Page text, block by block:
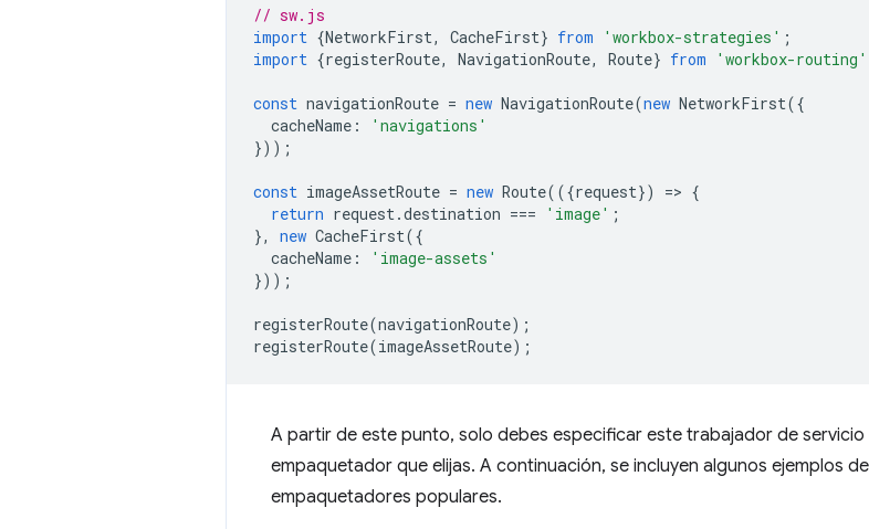
// sw.js
import {NetworkFirst, CacheFirst} from 'workbox-strategies' ;
import {registerRoute, NavigationRoute, Route} from 'workbox-routing'
const navigationRoute = new NavigationRoute(new NetworkFirst({
cacheName :
'navigations'
}));
const imageAssetRoute = new Route(({request}) => {
return request.destination === 'image' ;
},
new CacheFirst({
cacheName :
'image-assets'
}));
registerRoute(navigationRoute);
registerRoute(imageAssetRoute);
A partir de este punto, solo debes especificar este trabajador de
empaquetador que elijas. A continuación, se incluyen algunos ejemplos
empaquetadores populares.